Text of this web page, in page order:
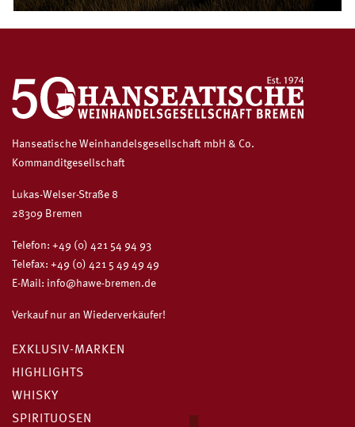
Hanseatische Weinhandelsgesellschaft mbH & Co.
Kommanditgesellschaft
Lukas-Welser-Straße 8
28309 Bremen
Telefon: +49 (0) 421 54 94 93
Telefax: +49 (0) 421 5 49 49 49
E-Mail: info@hawe-bremen.de
Verkauf nur an Wiederverkäufer!
EXKLUSIV-MARKEN
HIGHLIGHTS
WHISKY
SPIRITUOSEN